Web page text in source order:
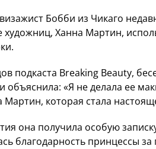
Бобби из Чикаго
художниц, Ханна Мартин,
подкаста Breaking Beauty,
«Я не делала ее
Мартин, которая стала
она получила особую
благодарность принцессы